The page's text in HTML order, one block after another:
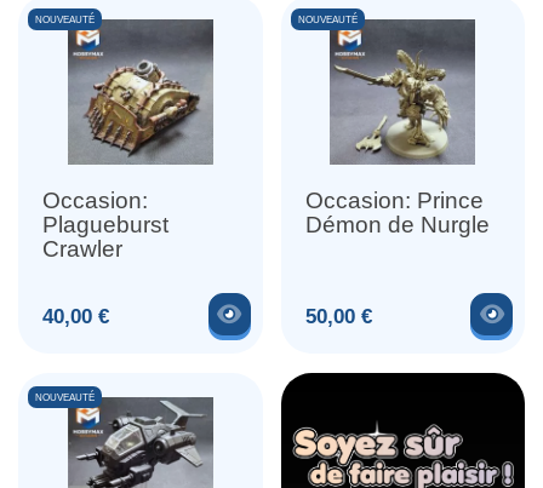
Occasion:
Plagueburst
Crawler
Prix
40,00 €
NOUVEAUTÉ
Voir le produit
Occasion: Prince
Démon de Nurgle
Prix
50,00 €
NOUVEAUTÉ
NOUVEAUTÉ